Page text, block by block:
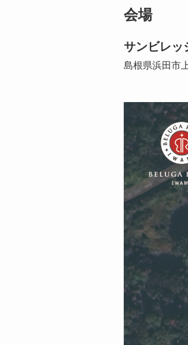
会場
サンビレッ
島根県浜田市